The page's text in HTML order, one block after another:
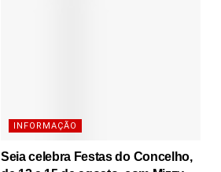
INFORMAÇÃO
Seia celebra Festas do Concelho,